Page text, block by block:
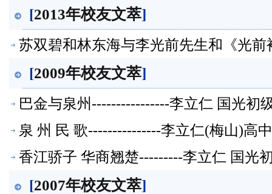
[2013年校友文萃]
苏双碧和林东海与李光前先生和《光
届/国光初级中学教师【校友文萃】
[2009年校友文萃]
巴金与泉州----------------李立仁 国光初
泉 州 民 歌---------------李立仁(梅山)高
香江骄子 华商翘楚---------李立仁 国光
[2007年校友文萃]